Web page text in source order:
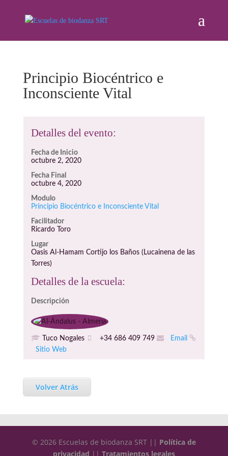
Principio Biocéntrico e
Inconsciente Vital
Detalles del evento:
Fecha de Inicio
octubre 2, 2020
Fecha Final
octubre 4, 2020
Modulo
Principio Biocéntrico e Inconsciente Vital
Facilitador
Ricardo Toro
Lugar
Oasis Al-Hamam Cortijo los Baños (Lucainena de las
Torres)
Detalles de la escuela:
Descripción
Tuco Nogales +34 686 409 749
Email
Sitio Web
Volver Atrás
© 2026 Escuelas de biodanza SRT || Política de
privacidad || Tratamientos legales